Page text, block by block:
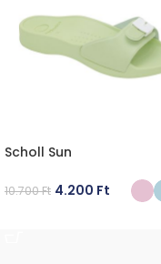
Scholl Sun
10.700Ft 4.200 Ft